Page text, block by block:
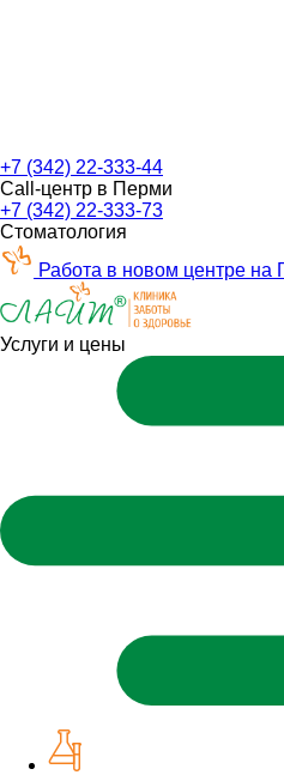
+7 (342) 22-333-44
Call-центр в Перми
+7 (342) 22-333-73
Стоматология
Работа в новом центре на
Услуги и цены